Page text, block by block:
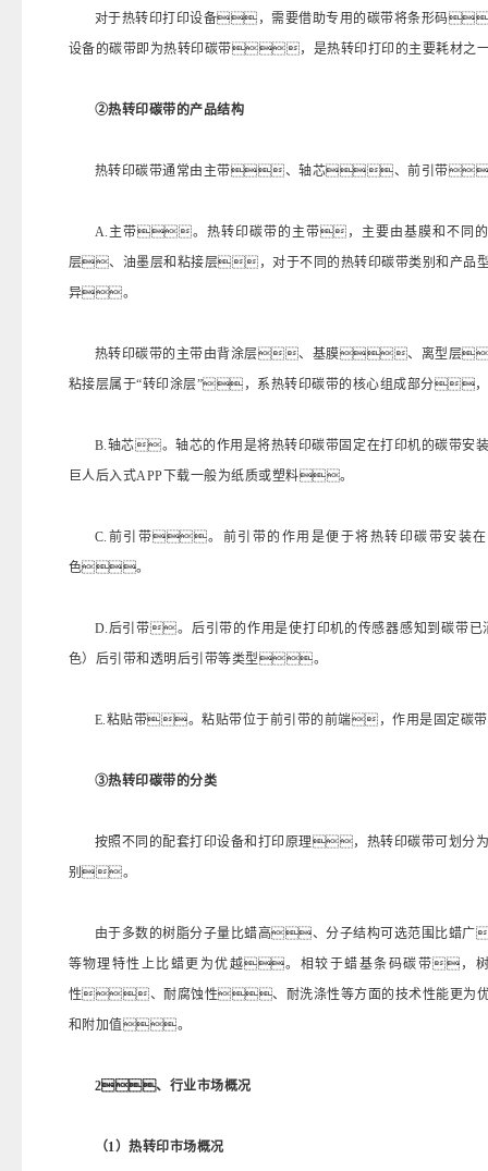
对于热转印打印设备，需要借助专用的碳带将条形码
设备的碳带即为热转印碳带，是热转印打印的主要耗材
②热转印碳带的产品结构
热转印碳带通常由主带、轴芯、前引带
A.主带。热转印碳带的主带，主要由基膜和不
层、油墨层和粘接层，对于不同的热转印碳带类别和产品
异。
热转印碳带的主带由背涂层、基膜、离型层
粘接层属于“转印涂层”，系热转印碳带的核心组成部分
B.轴芯。轴芯的作用是将热转印碳带固定在打印机的碳带
巨人后入式APP下载一般为纸质或塑料。
C.前引带。前引带的作用是便于将热转印碳带安装
色。
D.后引带。后引带的作用是使打印机的传感器感知到碳
色）后引带和透明后引带等类型。
E.粘贴带。粘贴带位于前引带的前端，作用是固定
③热转印碳带的分类
按照不同的配套打印设备和打印原理，热转印碳带可
别。
由于多数的树脂分子量比蜡高、分子结构可选范围比
等物理特性上比蜡更为优越。相较于蜡基条码碳带
性、耐腐蚀性、耐洗涤性等方面的技术性能更为
和附加值。
2、行业市场概况
（1）热转印市场概况